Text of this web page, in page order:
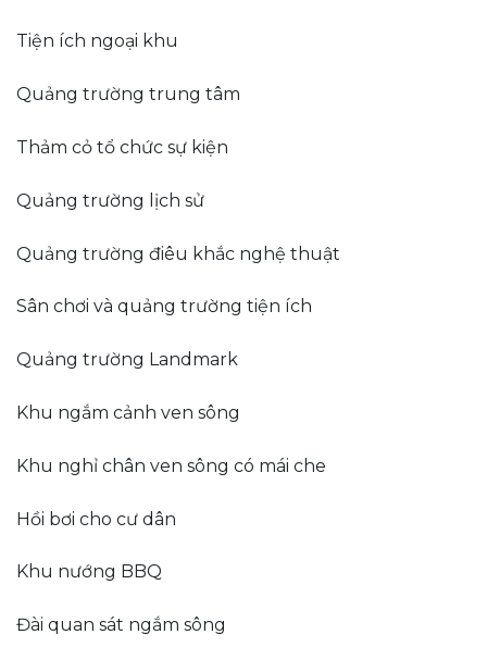
Tiện ích ngoại khu
Quảng trường trung tâm
Thảm cỏ tổ chức sự kiện
Quảng trường lịch sử
Quảng trường điêu khắc nghệ thuật
Sân chơi và quảng trường tiện ích
Quảng trường Landmark
Khu ngắm cảnh ven sông
Khu nghỉ chân ven sông có mái che
Hồi bơi cho cư dân
Khu nướng BBQ
Đài quan sát ngắm sông